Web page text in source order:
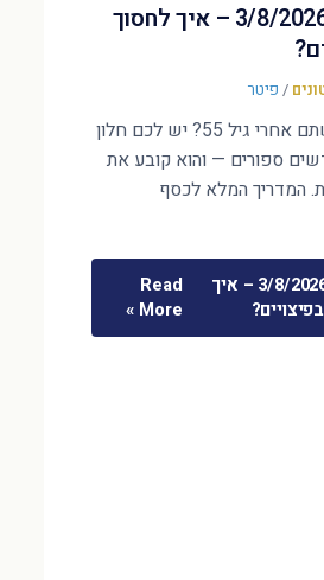
חזק בעו״ש 3/8/2026 – איך לחסוך
/ פיטר
פוטרתם או פרשתם אחרי גיל 55? יש לכם חלון
ספורים — והוא קובע את
המדריך המלא לכסף
חזק בעו״ש 3/8/2026 – איך
Read
More »